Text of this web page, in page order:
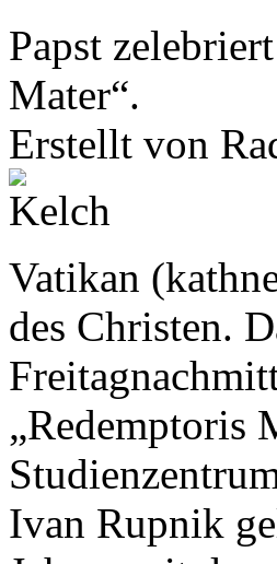
Papst
Mater“.
Erstellt von
Vatikan
des Christen.
„Redemptoris
Ivan Rupnik